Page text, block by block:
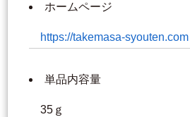
ホームページ
https://takemasa-syouten.com
単品内容量
35ｇ